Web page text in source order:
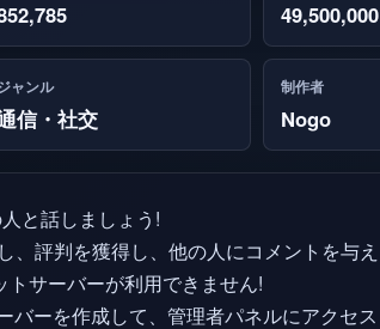
49,500,000
ャンル
信・社交
制作者
Nogo
と話しましょう!
、評判を獲得し、他の人にコメントを与
サーバーが利用できません!
ーを作成して、管理者パネルにアクセ